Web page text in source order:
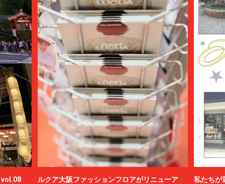
vol.08 ルクア大阪ファッションフロアがリニューア 私たちが